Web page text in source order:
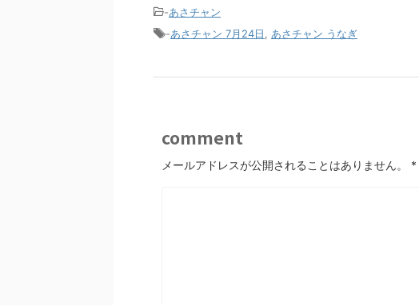
-あさチャン
-あさチャン 7月24日 あさチャン うなぎ
comment
メールアドレスが公開されることはありません。 *